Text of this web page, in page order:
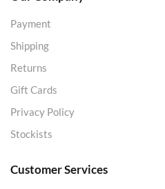
Payment
Shipping
Returns
Gift Cards
Privacy Policy
Stockists
Customer Services